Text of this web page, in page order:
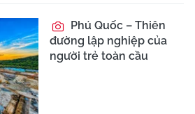
Phú Quốc – Thiên
đường lập nghiệp của
người trẻ toàn cầu